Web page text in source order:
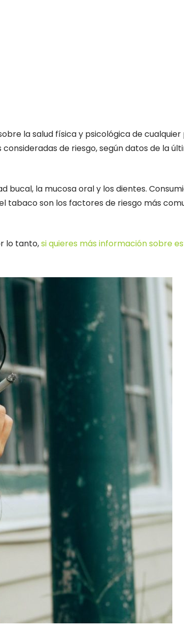
la salud física y psicológica de cualquier
de riesgo, según datos de la
bucal, la mucosa oral y los dientes.
tabaco son los factores de riesgo más
lo tanto,si quieres más información sobre